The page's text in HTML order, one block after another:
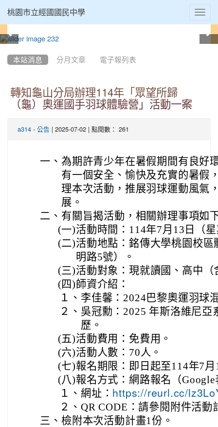
桃園市立經國國民中學
本站消息 分月文章 電子報列表
轉知龜山分局辦理114年「眾望所歸
（龜）奧運國手羽球體驗營」活動一案
a314 - 公告 | 2025-07-02 | 點閱數： 261
一、 為期許青少年在暑假期間有良好
有一個安全、愉快及充實的暑假
理本次活動，推展羽球運動風氣
展。
二、 有關旨揭活動，相關辦理事項如
(一)活動時間：114年7月13日（
(二)活動地點：銘傳大學桃園校
明路5號）。
(三)活動對象：現就讀國、高中
(四)師資介紹：
１、 李佳馨：2024巴黎奧運羽球
２、 吳冠勳：2025 年斯洛維尼亞
歷。
(五)活動費用：免費用。
(六)活動人數：70人。
(七)報名期限：即日起至114年7
(八)報名方式：網路報名（
１、 網址： https://reurl.cc/
２、 QR CODE：請參閱附件活動
三、 檢附本次活動計畫1份。